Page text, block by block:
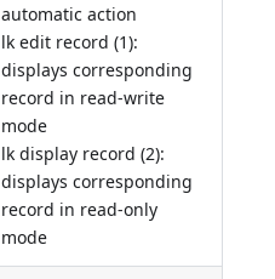
automatic action
lk edit record (1):
displays corresponding
record in read-write
mode
lk display record (2):
displays corresponding
record in read-only
mode